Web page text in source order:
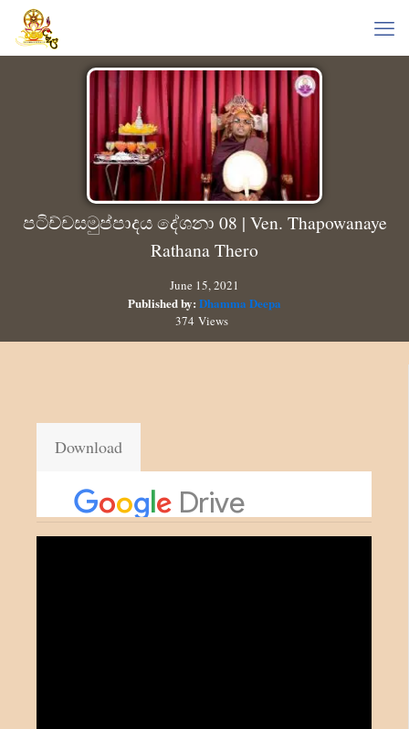
පටිච්චසමුප්පාදය දේශනා 08 | Ven. Thapowanaye
Rathana Thero
June 15, 2021
Published by: Dhamma Deepa
374 Views
Download